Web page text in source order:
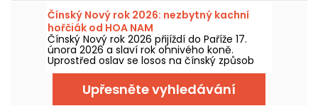
Čínský Nový rok 2026: nezbytný kachní
hořčiák od HOA NAM
Čínský Nový rok 2026 přijíždí do Paříže 17.
února 2026 a slaví rok ohnivého koně.
Uprostřed oslav se losos na čínský způsob
stává hlavní hvězdou tradičních stolů.
Chcete-li nic nezmeškat a vychutnat si
tento klasický pokrm, vydejte se do Hoa
Nam, oblíbeného místa všech milovníků
Upřesněte vyhledávání